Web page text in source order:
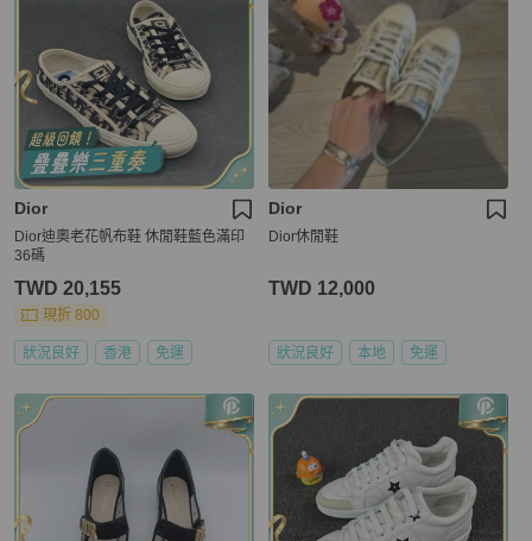
Dior
Dior迪奧老花帆布鞋 休閒鞋藍色滿印
36碼
TWD 20,155
現折 800
狀況良好 香港 免運
Dior
Dior休閒鞋
TWD 12,000
狀況良好 本地 免運